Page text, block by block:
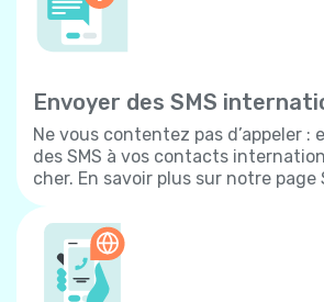
Envoyer des SMS
Ne vous contentez pas d’appeler :
des SMS à vos contacts
cher. En savoir plus sur notre page